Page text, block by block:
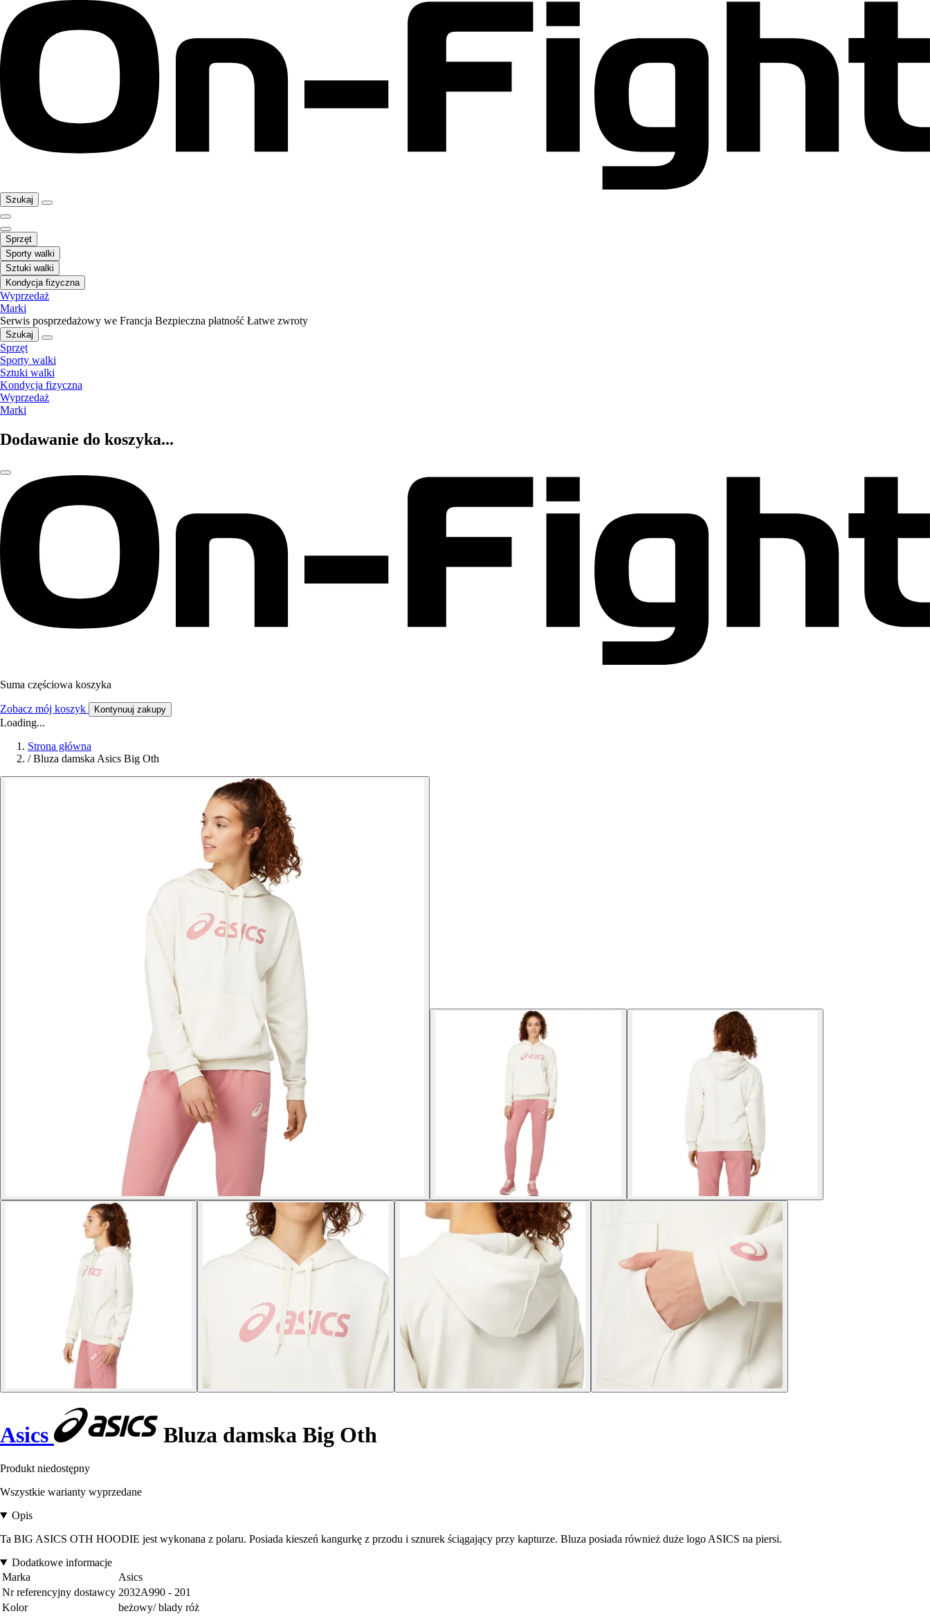
Szukaj
Sprzęt
Sporty walki
Sztuki walki
Kondycja fizyczna
Wyprzedaż
Marki
Serwis posprzedażowy we Francja Bezpieczna płatność Łatwe zwroty
Szukaj
Sprzęt
Sporty walki
Sztuki walki
Kondycja fizyczna
Wyprzedaż
Marki
Dodawanie do koszyka...
Suma częściowa koszyka
Zobacz mój koszyk Kontynuuj zakupy
Loading...
Strona główna
/ Bluza damska Asics Big Oth
Asics Bluza damska Big Oth
Produkt niedostępny
Wszystkie warianty wyprzedane
Opis
Ta BIG ASICS OTH HOODIE jest wykonana z polaru. Posiada kieszeń kangurkę z przodu i sznurek ściągający przy kapturze. Bluza posiada również duże logo ASICS na piersi.
Dodatkowe informacje
Marka
Asics
Nr referencyjny dostawcy 2032A990 - 201
Kolor
beżowy/ blady róż